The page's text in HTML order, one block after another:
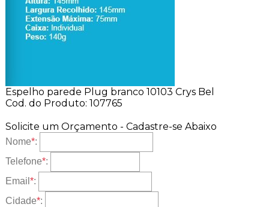
Espelho parede Plug branco 10103 Crys Bel
Cod. do Produto: 107765
Solicite um Orçamento - Cadastre-se Abaixo
Nome*:
Telefone*:
Email *:
Cidade*: